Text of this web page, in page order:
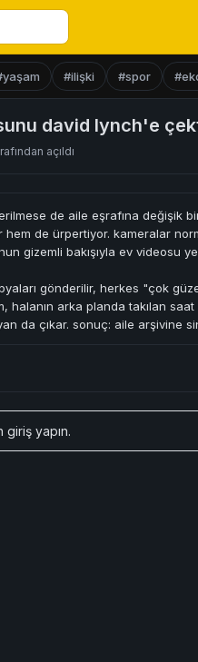
#ilişki #spor
david lynch'e
açıldı
de aile eşrafına değişik
hem de ürpertiyor. kameralar
gizemli bakışıyla ev videosu
gönderilir, herkes "çok
halanın arka planda takılan
da çıkar. sonuç: aile arşivine
giriş yapın.